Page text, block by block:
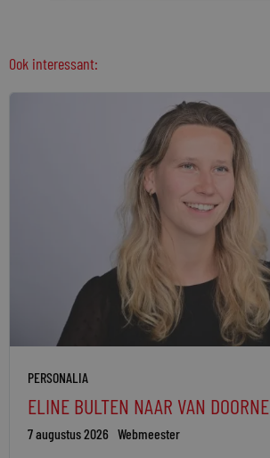
Ook interessant:
PERSONALIA
ELINE BULTEN NAAR VAN DOORNE
7 augustus 2026 Webmeester